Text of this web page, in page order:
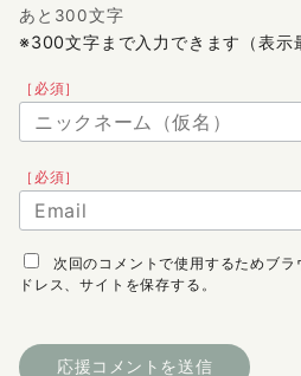
あと300文字
※300文字まで入力できます（表示
［必須］
［必須］
次回のコメントで使用するためブ
ドレス、サイトを保存する。